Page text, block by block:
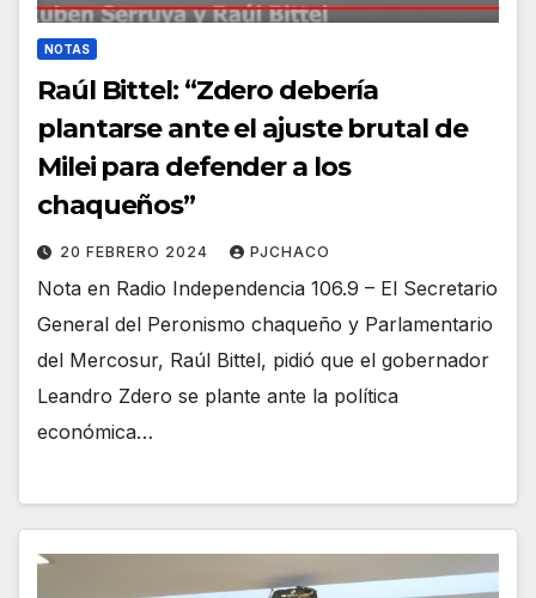
NOTAS
Raúl Bittel: “Zdero debería
plantarse ante el ajuste brutal de
Milei para defender a los
chaqueños”
20 FEBRERO 2024 PJCHACO
Nota en Radio Independencia 106.9 – El Secretario
General del Peronismo chaqueño y Parlamentario
del Mercosur, Raúl Bittel, pidió que el gobernador
Leandro Zdero se plante ante la política
económica…